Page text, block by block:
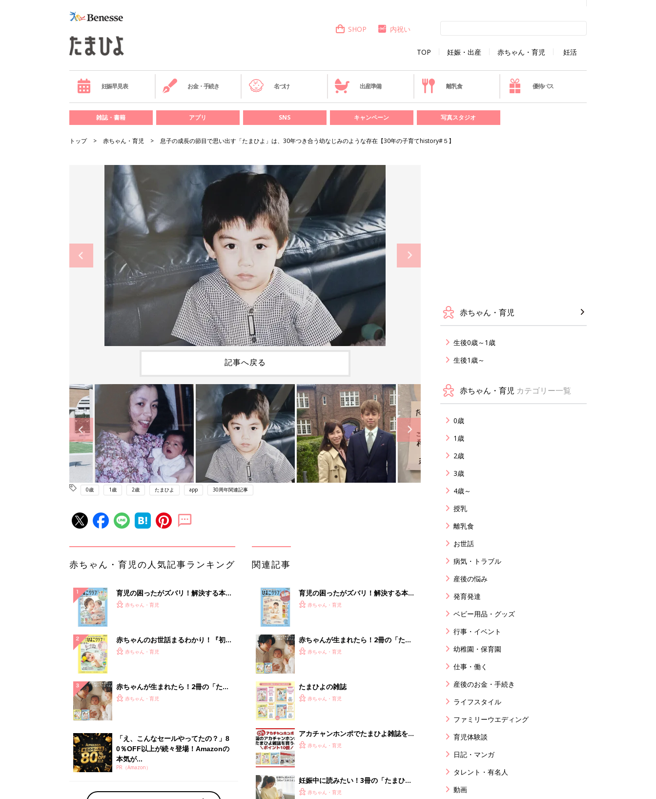
TOP 妊娠・出産 赤ちゃん・育児 妊活
SHOP 内祝い
妊娠早見表 お金・手続き 名づけ 出産準備 離乳食 優待パス
雑誌・書籍 アプリ SNS キャンペーン 写真スタジオ
トップ 赤ちゃん・育児 息子の成長の節目で思い出す「たまひよ」は、30年つき合う幼なじみのような存在【30年の子育てhistory#５】
記事へ戻る
0歳 1歳 2歳 たまひよ app 30周年関連記事
赤ちゃん・育児の人気記事ランキング
育児の困ったがズバリ！解決する本
『ひよこクラブ 夏号』 4カ月～2才
赤ちゃん・育児
赤ちゃんのお世話まるわかり！『初め
てのひよこクラブ 夏号』〈巻頭大特
赤ちゃん・育児
赤ちゃんが生まれたら！2冊の「たま
ひよ」
赤ちゃん・育児
「え、こんなセールやってたの？」8
0％OFF以上が続々登場！Amazonの
本気が...
PR（Amazon）
関連記事
育児の困ったがズバリ！解決する本
『ひよこクラブ 秋号』 4カ月～2才
赤ちゃん・育児
赤ちゃんが生まれたら！2冊の「たま
ひよ」
赤ちゃん・育児
たまひよの雑誌
赤ちゃん・育児
アカチャンホンポでたまひよ雑誌を買
うとポイント10倍【期間限定】
赤ちゃん・育児
妊娠中に読みたい！3冊の「たまひ
よ」赤ちゃん・育児
赤ちゃん・育児
生後0歳～1歳
生後1歳～
赤ちゃん・育児 カテゴリー一覧
0歳
1歳
2歳
3歳
4歳～
授乳
離乳食
お世話
病気・トラブル
産後の悩み
発育発達
ベビー用品・グッズ
行事・イベント
幼稚園・保育園
仕事・働く
産後のお金・手続き
ライフスタイル
ファミリーウエディング
育児体験談
日記・マンガ
タレント・有名人
動画